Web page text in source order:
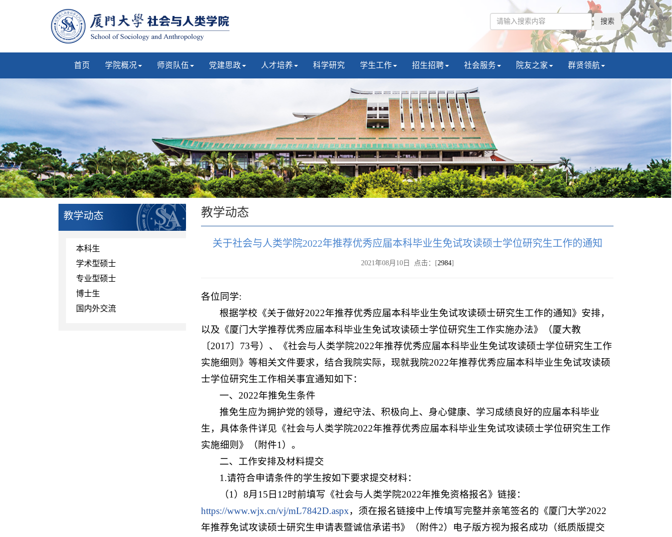
搜索
首页 学院概况 师资队伍 党建思政 人才培养 科学研究 学生工作 招生招聘 社会服务 院友之家 群贤领航
教学动态
本科生
学术型硕士
专业型硕士
博士生
国内外交流
教学动态
关于社会与人类学院2022年推荐优秀应届本科毕业生免试攻读硕士学位研究生工作的通知
2021年08月10日 点击：[2984]
各位同学:
根据学校《关于做好2022年推荐优秀应届本科毕业生免试攻读硕士研究生工作的通知》安排，
以及《厦门大学推荐优秀应届本科毕业生免试攻读硕士学位研究生工作实施办法》（厦大教
〔2017〕73号）、《社会与人类学院2022年推荐优秀应届本科毕业生免试攻读硕士学位研究生工作
实施细则》等相关文件要求，结合我院实际，现就我院2022年推荐优秀应届本科毕业生免试攻读硕
士学位研究生工作相关事宜通知如下：
一、2022年推免生条件
推免生应为拥护党的领导，遵纪守法、积极向上、身心健康、学习成绩良好的应届本科毕业
生，具体条件详见《社会与人类学院2022年推荐优秀应届本科毕业生免试攻读硕士学位研究生工作
实施细则》（附件1）。
二、工作安排及材料提交
1.请符合申请条件的学生按如下要求提交材料：
（1）8月15日12时前填写《社会与人类学院2022年推免资格报名》链接：
https://www.wjx.cn/vj/mL7842D.aspx，须在报名链接中上传填写完整并亲笔签名的《厦门大学2022
年推荐免试攻读硕士研究生申请表暨诚信承诺书》（附件2）电子版方视为报名成功（纸质版提交